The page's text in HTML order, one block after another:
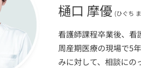
樋口 摩優 (ひぐち
看護師課程卒業後、看
周産期医療の現場で5
みに対して、相談にの